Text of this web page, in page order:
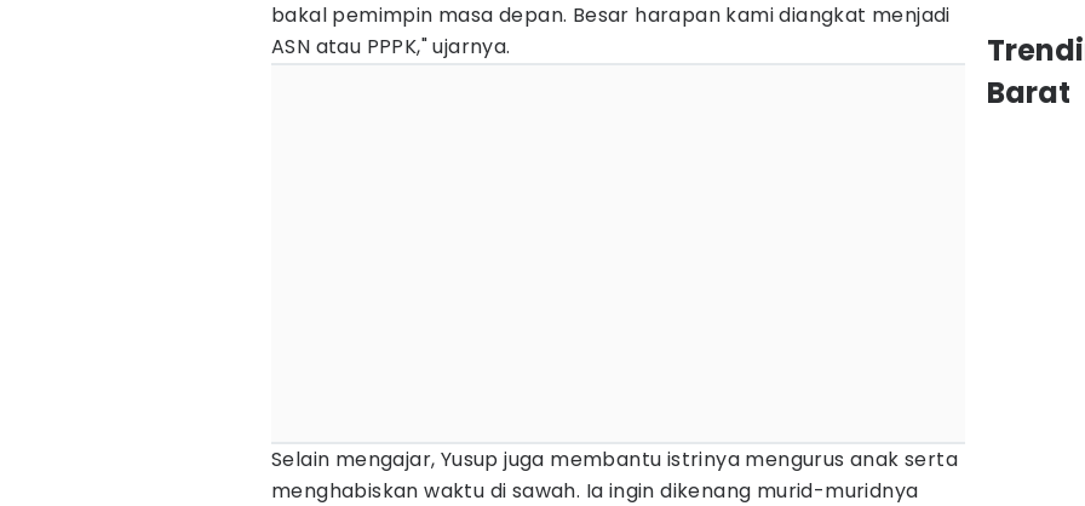
bakal pemimpin masa depan. Besar harapan kami diangkat menjadi
ASN atau PPPK," ujarnya.
Selain mengajar, Yusup juga membantu istrinya mengurus anak serta
menghabiskan waktu di sawah. Ia ingin dikenang murid-muridnya
Barat